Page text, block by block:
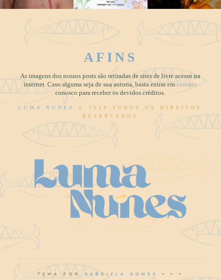
AFINS
As imagens dos nossos posts são retiradas de sites de livre acesso na
internet. Caso alguma seja de sua autoria, basta entrar emcontato
conosco para receber os devidos créditos.
LUMA NUNES
© 2018 TODOS OS DIREITOS
RESERVADOS
TEMA POR GABRIELA GOMES • • •